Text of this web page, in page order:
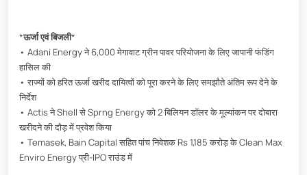
*ऊर्जा एवं बिजली*
• Adani Energy ने 6,000 मेगावाट ग्रीन पावर परियोजना के लिए जापानी फंडिंग
हासिल की
• राज्यों को हरित ऊर्जा खरीद दायित्वों को पूरा करने के लिए समझौते अंतिम रूप देने के
निर्देश
• Actis ने Shell से Sprng Energy को 2 बिलियन डॉलर के मूल्यांकन पर दोबारा
खरीदने की दौड़ में प्रवेश किया
• Temasek, Bain Capital सहित पांच निवेशक Rs 1,185 करोड़ के Clean Max
Enviro Energy प्री-IPO राउंड में